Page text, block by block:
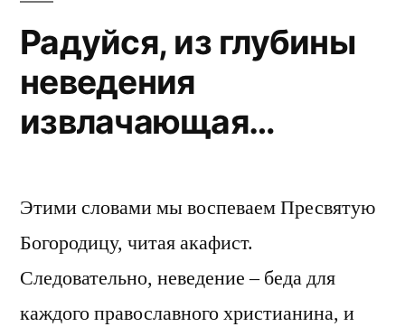
Радуйся, из глубины
неведения
извлачающая…
Этими словами мы воспеваем Пресвятую
Богородицу, читая акафист.
Следовательно, неведение – беда для
каждого православного христианина, и